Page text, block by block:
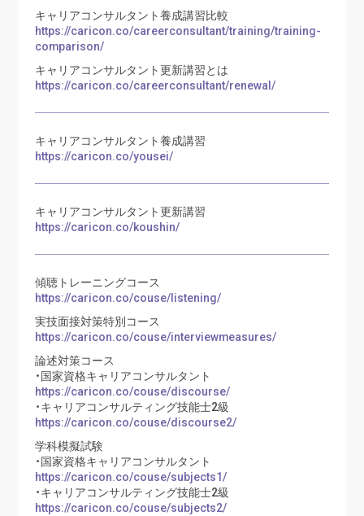
キャリアコンサルタント養成講習比較
https://caricon.co/careerconsultant/training/training-
comparison/
キャリアコンサルタント更新講習とは
https://caricon.co/careerconsultant/renewal/
キャリアコンサルタント養成講習
https://caricon.co/yousei/
キャリアコンサルタント更新講習
https://caricon.co/koushin/
傾聴トレーニングコース
https://caricon.co/couse/listening/
実技面接対策特別コース
https://caricon.co/couse/interviewmeasures/
論述対策コース
・国家資格キャリアコンサルタント
https://caricon.co/couse/discourse/
・キャリアコンサルティング技能士2級
https://caricon.co/couse/discourse2/
学科模擬試験
・国家資格キャリアコンサルタント
https://caricon.co/couse/subjects1/
・キャリアコンサルティング技能士2級
https://caricon.co/couse/subjects2/